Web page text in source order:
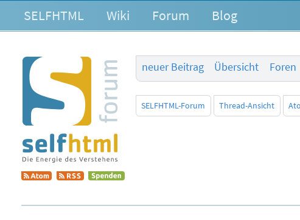
SELFHTML Wiki Forum Blog
neuer Beitrag
Übersicht Foren
SELFHTML-Forum Thread-Ansicht